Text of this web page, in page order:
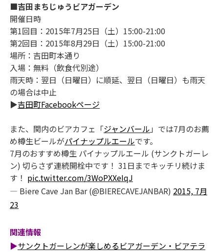
■吉田まちじゅうビアガーデン
開催日時
第1回目：2015年7月25日（土）15:00-21:00
第2回目：2015年8月29日（土）15:00-21:00
場所：吉田町本通り
入場：無料（飲食代別途）
雨天時：翌日（日曜日）に順延、翌日（日曜日）も雨天
の場合は中止
▶吉田町Facebookページ
また、関内のビアカフェ「ジャンバール 」では7月のお薦
め樽生ビールがパイナップルエールです。
7月のおすすめ樽生 パイナップルエール (サンクトガーレ
ン) 切らさず連続開栓中です！ 31日までキッチリ続けま
す！ pic.twitter.com/3WoPXXeIqJ
— Biere Cave Jan Bar (@BIERECAVEJANBAR) 2015, 7月
23
関連情報
▶サンクトガーレンが楽しめるビアガーデン・ビアテラ